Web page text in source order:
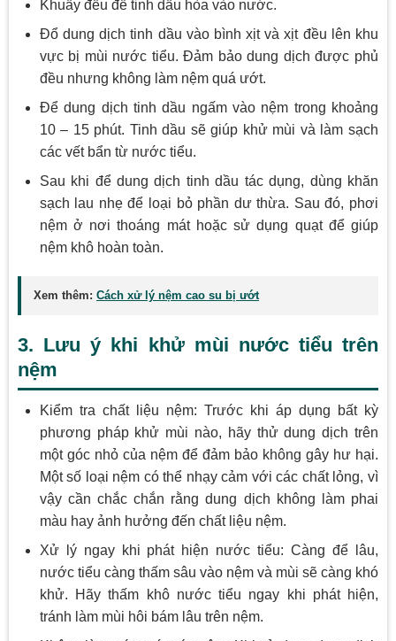
Khuấy đều để tinh dầu hòa vào nước.
Đổ dung dịch tinh dầu vào bình xịt và xịt đều lên khu
vực bị mùi nước tiểu. Đảm bảo dung dịch được phủ
đều nhưng không làm nệm quá ướt.
Để dung dịch tinh dầu ngấm vào nệm trong khoảng
10 – 15 phút. Tinh dầu sẽ giúp khử mùi và làm sạch
các vết bẩn từ nước tiểu.
Sau khi để dung dịch tinh dầu tác dụng, dùng khăn
sạch lau nhẹ để loại bỏ phần dư thừa. Sau đó, phơi
nệm ở nơi thoáng mát hoặc sử dụng quạt để giúp
nệm khô hoàn toàn.
Xem thêm: Cách xử lý nệm cao su bị ướt
3. Lưu ý khi khử mùi nước tiểu trên
nệm
Kiểm tra chất liệu nệm: Trước khi áp dụng bất kỳ
phương pháp khử mùi nào, hãy thử dung dịch trên
một góc nhỏ của nệm để đảm bảo không gây hư hại.
Một số loại nệm có thể nhạy cảm với các chất lỏng, vì
vậy cần chắc chắn rằng dung dịch không làm phai
màu hay ảnh hưởng đến chất liệu nệm.
Xử lý ngay khi phát hiện nước tiểu: Càng để lâu,
nước tiểu càng thấm sâu vào nệm và mùi sẽ càng khó
khử. Hãy thấm khô nước tiểu ngay khi phát hiện,
tránh làm mùi hôi bám lâu trên nệm.